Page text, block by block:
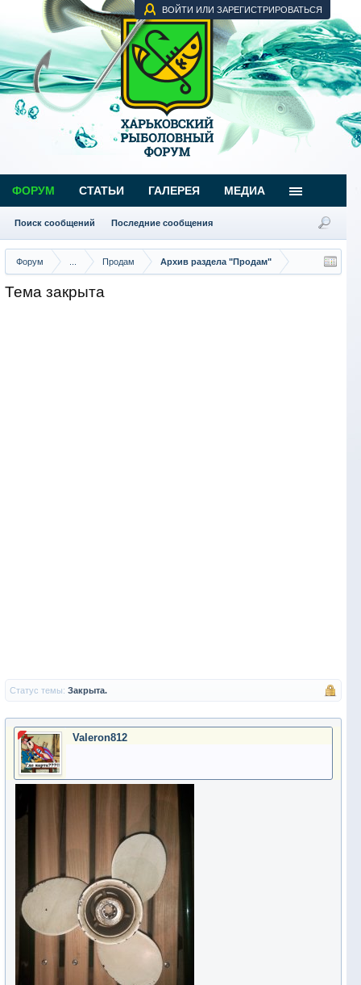
ВОЙТИ ИЛИ ЗАРЕГИСТРИРОВАТЬСЯ
Форум Продам Архив раздела "Продам"
Тема закрыта
Статус темы: Закрыта.
Valeron812
ФОРУМ
Поиск сообщений Последние сообщения
СТАТЬИ ГАЛЕРЕЯ МЕДИА